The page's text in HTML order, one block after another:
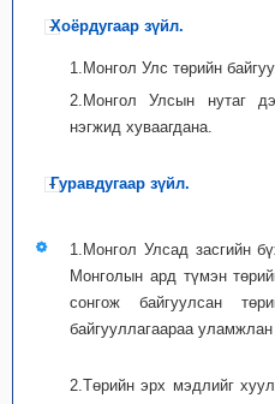
Хоёрдугаар зүйл.
1.Монгол Улс төрийн
2.Монгол Улсын нутаг
нэгжид хуваагдана.
Гуравдугаар зүйл.
1.Монгол Улсад засгийн
Монголын ард түмэн
сонгож байгуулсан
байгууллагаараа
2.Төрийн эрх мэдлийг